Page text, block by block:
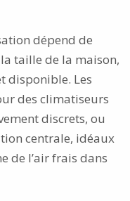
dépend de
taille de la maison,
disponible. Les
des climatiseurs
discrets, ou
centrale, idéaux
de l’air frais dans